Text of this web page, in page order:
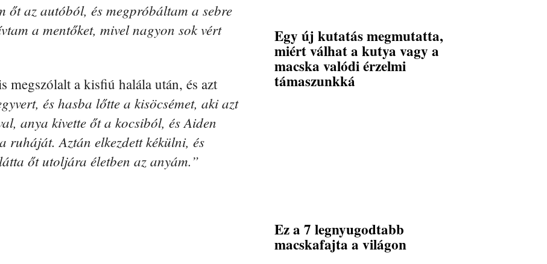
őt az autóból, és megpróbáltam a sebre
a mentőket, mivel nagyon sok vért
megszólalt a kisfiú halála után, és azt
és hasba lőtte a kisöcsémet, aki azt
anya kivette őt a kocsiból, és Aiden
ruháját. Aztán elkezdett kékülni, és
őt utoljára életben az anyám.”
Egy új kutatás megmutatta,
miért válhat a kutya vagy a
macska valódi érzelmi
támaszunkká
Ez a 7 legnyugodtabb
macskafajta a világon